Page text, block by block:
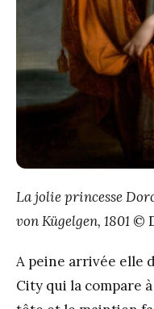
La jolie princesse
von Kügelgen, 1801 ©
A peine arrivée elle
City qui la compare